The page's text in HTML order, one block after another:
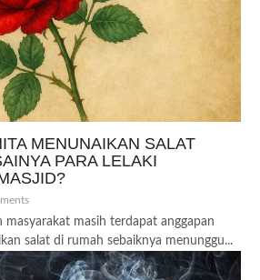
MENUNAIKAN SALAT
PARA LELAKI
masyarakat masih terdapat anggapan
salat di rumah sebaiknya menunggu...